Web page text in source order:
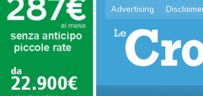
Advertising